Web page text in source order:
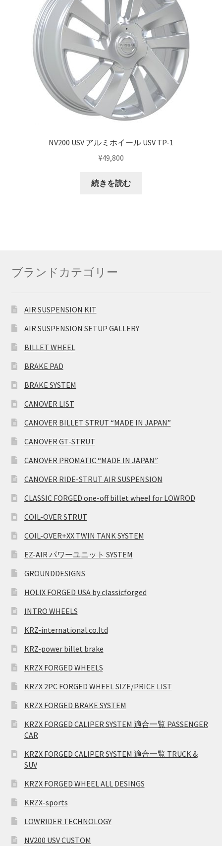
NV200 USV アルミホイール USV TP-1
¥49,800
続きを読む
ブランドカテゴリー
AIR SUSPENSION KIT
AIR SUSPENSION SETUP GALLERY
BILLET WHEEL
BRAKE PAD
BRAKE SYSTEM
CANOVER LIST
CANOVER BILLET STRUT “MADE IN JAPAN”
CANOVER GT-STRUT
CANOVER PROMATIC “MADE IN JAPAN”
CANOVER RIDE-STRUT AIR SUSPENSION
CLASSIC FORGED one-off billet wheel for LOWROD
COIL-OVER STRUT
COIL-OVER+XX TWIN TANK SYSTEM
EZ-AIR パワーユニット SYSTEM
GROUNDDESIGNS
HOLIX FORGED USA by classicforged
INTRO WHEELS
KRZ-international.co.ltd
KRZ-power billet brake
KRZX FORGED WHEELS
KRZX 2PC FORGED WHEEL SIZE/PRICE LIST
KRZX FORGED BRAKE SYSTEM
KRZX FORGED CALIPER SYSTEM 適合一覧 PASSENGER
CAR
KRZX FORGED CALIPER SYSTEM 適合一覧 TRUCK &
SUV
KRZX FORGED WHEEL ALL DESINGS
KRZX-sports
LOWRIDER TECHNOLOGY
NV200 USV CUSTOM